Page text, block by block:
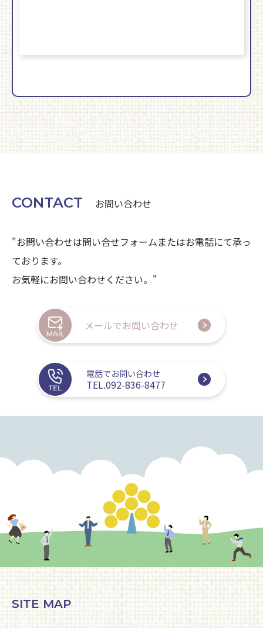
CONTACT お問い合わせ
"お問い合わせは問い合せフォームまたはお電話にて承っ
ております。
お気軽にお問い合わせください。"
メールでお問い合わせ
電話でお問い合わせ
TEL.092-836-8477
SITE MAP